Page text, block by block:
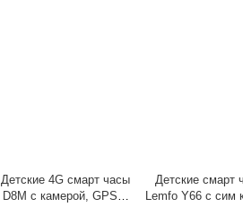
Детские 4G смарт часы
D8M с камерой, GPS и
Детские смарт
Lemfo Y66 с сим